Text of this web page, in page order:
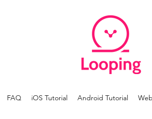
FAQ iOS Tutorial Android Tutorial